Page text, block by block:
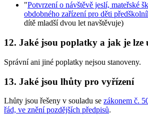
"Potvrzení o návštěvě jeslí, mateřské
obdobného zařízení pro děti
dítě mladší dvou let navštěvuje)
12. Jaké jsou poplatky a jak je lze
Správní ani jiné poplatky nejsou stanoveny.
13. Jaké jsou lhůty pro vyřízení
Lhůty jsou řešeny v souladu se zákonem č.
řád, ve znění pozdějších předpisů.